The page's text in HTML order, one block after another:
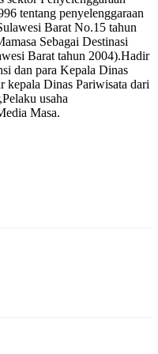
tentang penyelenggaraan
Barat No.15 tahun
Sebagai Destinasi
Barat tahun 2004).Hadir
dan para Kepala Dinas
Dinas Pariwisata dari
usaha
Masa.